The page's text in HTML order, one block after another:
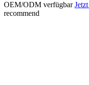
OEM/ODM verfügbar
recommend